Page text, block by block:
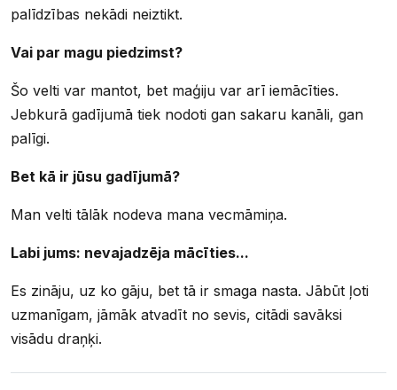
palīdzības nekādi neiztikt.
Vai par magu piedzimst?
Šo velti var mantot, bet maģiju var arī iemācīties.
Jebkurā gadījumā tiek nodoti gan sakaru kanāli, gan
palīgi.
Bet kā ir jūsu gadījumā?
Man velti tālāk nodeva mana vecmāmiņa.
Labi jums: nevajadzēja mācīties...
Es zināju, uz ko gāju, bet tā ir smaga nasta. Jābūt ļoti
uzmanīgam, jāmāk atvadīt no sevis, citādi savāksi
visādu draņķi.